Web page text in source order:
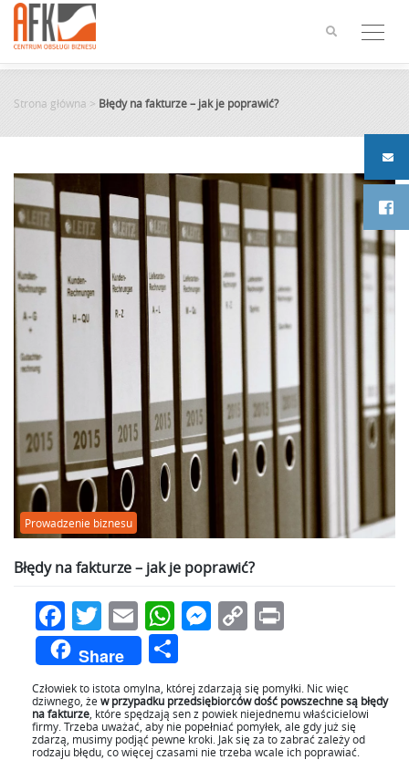
content
Strona główna > Błędy na fakturze – jak je poprawić?
Prowadzenie biznesu
Błędy na fakturze – jak je poprawić?
Facebook
Twitter
EmailWhatsApp
Messenger
Copy
Share
się
Człowiek to istota omylna, której zdarzają się pomyłki. Nic więc
dziwnego, że w przypadku przedsiębiorców dość powszechne są błędy
na fakturze , które spędzają sen z powiek niejednemu właścicielowi
firmy. Trzeba uważać, aby nie popełniać pomyłek, ale gdy już się
zdarzą, musimy podjąć pewne kroki. Jak się za to zabrać zależy od
rodzaju błędu, co więcej czasami nie trzeba wcale ich poprawiać.